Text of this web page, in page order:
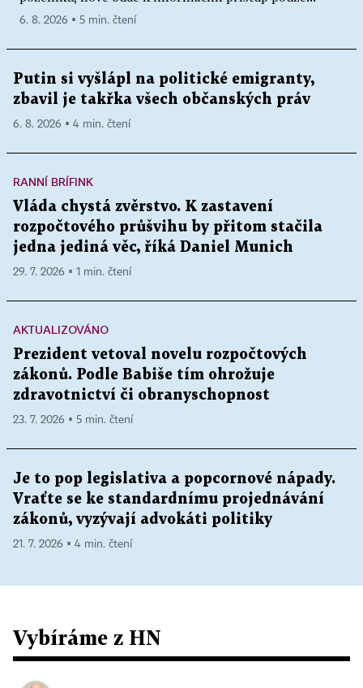
6. 8. 2026 ▪ 5 min. čtení
Putin si vyšlápl na politické emigranty,
zbavil je takřka všech občanských práv
6. 8. 2026 ▪ 4 min. čtení
RANNÍ BRÍFINK
Vláda chystá zvěrstvo. K zastavení
rozpočtového průšvihu by přitom stačila
jedna jediná věc, říká Daniel Munich
29. 7. 2026 ▪ 1 min. čtení
AKTUALIZOVÁNO
Prezident vetoval novelu rozpočtových
zákonů. Podle Babiše tím ohrožuje
zdravotnictví či obranyschopnost
23. 7. 2026 ▪ 5 min. čtení
Je to pop legislativa a popcornové nápady.
Vraťte se ke standardnímu projednávání
zákonů, vyzývají advokáti politiky
21. 7. 2026 ▪ 4 min. čtení
Vybíráme z HN